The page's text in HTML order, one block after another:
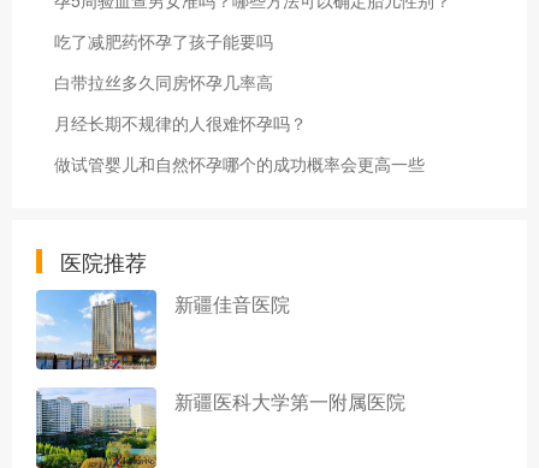
吃了减肥药怀孕了孩子能要吗
白带拉丝多久同房怀孕几率高
月经长期不规律的人很难怀孕吗？
做试管婴儿和自然怀孕哪个的成功概率会更高一些
医院推荐
新疆佳音医院
新疆医科大学第一附属医院